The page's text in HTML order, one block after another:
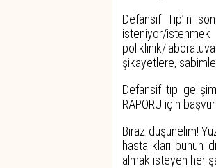
Defansif Tıp’ın
isteniyor/istenmek
poliklinik/
şikayetlere,
Defansif tıp
RAPORU için
Biraz düşünelim!
hastalıkları bunun
almak isteyen her